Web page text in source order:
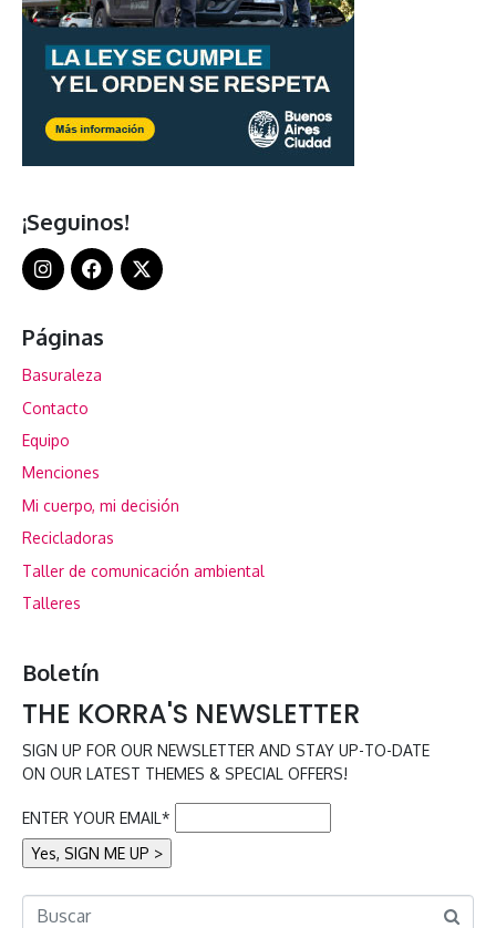
¡Seguinos!
Páginas
Basuraleza
Contacto
Equipo
Menciones
Mi cuerpo, mi decisión
Recicladoras
Taller de comunicación ambiental
Talleres
Boletín
THE KORRA'S NEWSLETTER
SIGN UP FOR OUR NEWSLETTER AND STAY UP-TO-DATE
ON OUR LATEST THEMES & SPECIAL OFFERS!
ENTER YOUR EMAIL*